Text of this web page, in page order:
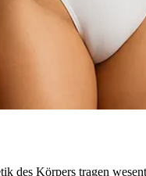
des Körpers tragen